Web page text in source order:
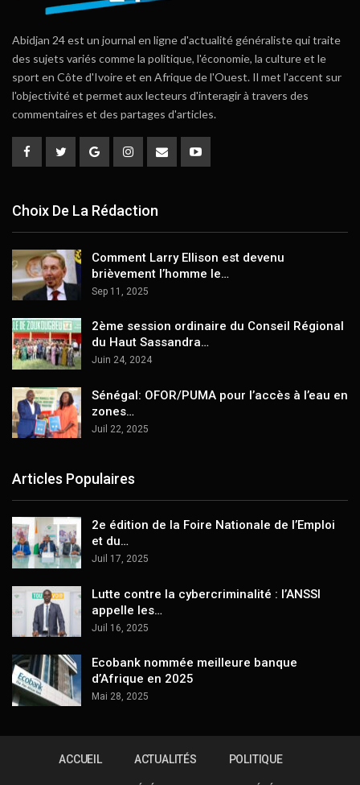
Abidjan 24 est un journal en ligne d'actualité généraliste qui traite
des sujets variés comme la politique, l'économie, la culture et le
sport en Côte d'Ivoire et en Afrique de l'Ouest. Il met l'accent sur
l'objectivité et permet aux lecteurs d'interagir à travers des
commentaires et des partages d'articles.
Choix De La Rédaction
Comment Larry Ellison est devenu
brièvement l’homme le…
Sep 11, 2025
2ème session ordinaire du Conseil Régional
du Haut Sassandra…
Juin 24, 2024
Sénégal: OFOR/PUMA pour l’accès à l’eau en
zones…
Juil 22, 2025
Articles Populaires
2e édition de la Foire Nationale de l’Emploi
et du…
Juil 17, 2025
Lutte contre la cybercriminalité : l’ANSSI
appelle les…
Juil 16, 2025
Ecobank nommée meilleure banque
d’Afrique en 2025
Mai 28, 2025
ACCUEIL ACTUALITÉS POLITIQUE